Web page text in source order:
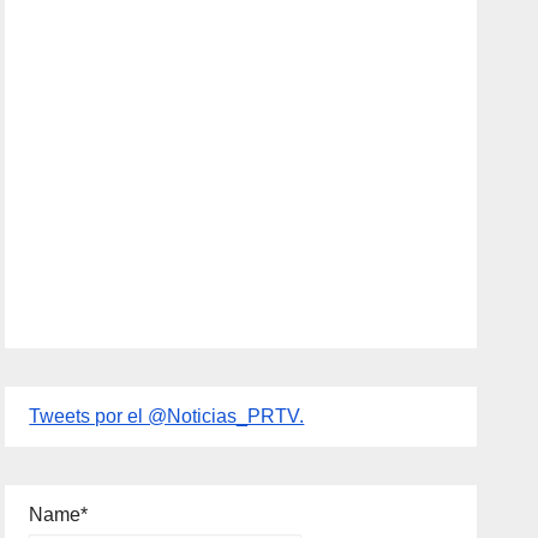
Tweets por el @Noticias_PRTV.
Name*